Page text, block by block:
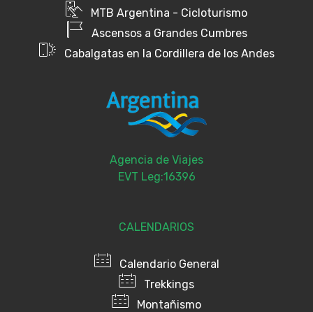
MTB Argentina - Cicloturismo
Ascensos a Grandes Cumbres
Cabalgatas en la Cordillera de los Andes
Agencia de Viajes
EVT Leg:16396
CALENDARIOS
Calendario General
Trekkings
Montañismo